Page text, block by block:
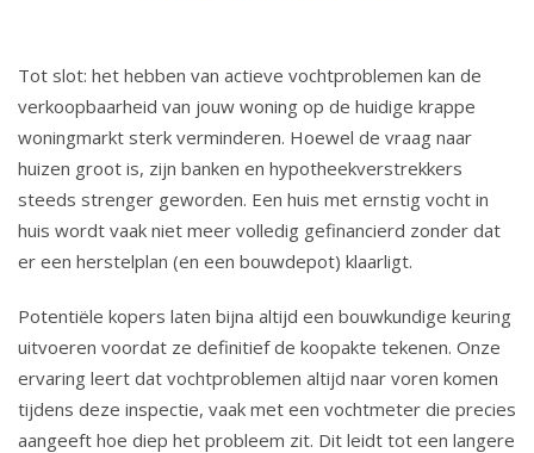
Tot slot: het hebben van actieve vochtproblemen kan de
verkoopbaarheid van jouw woning op de huidige krappe
woningmarkt sterk verminderen. Hoewel de vraag naar
huizen groot is, zijn banken en hypotheekverstrekkers
steeds strenger geworden. Een huis met ernstig vocht in
huis wordt vaak niet meer volledig gefinancierd zonder dat
er een herstelplan (en een bouwdepot) klaarligt.
Potentiële kopers laten bijna altijd een bouwkundige keuring
uitvoeren voordat ze definitief de koopakte tekenen. Onze
ervaring leert dat vochtproblemen altijd naar voren komen
tijdens deze inspectie, vaak met een vochtmeter die precies
aangeeft hoe diep het probleem zit. Dit leidt tot een langere